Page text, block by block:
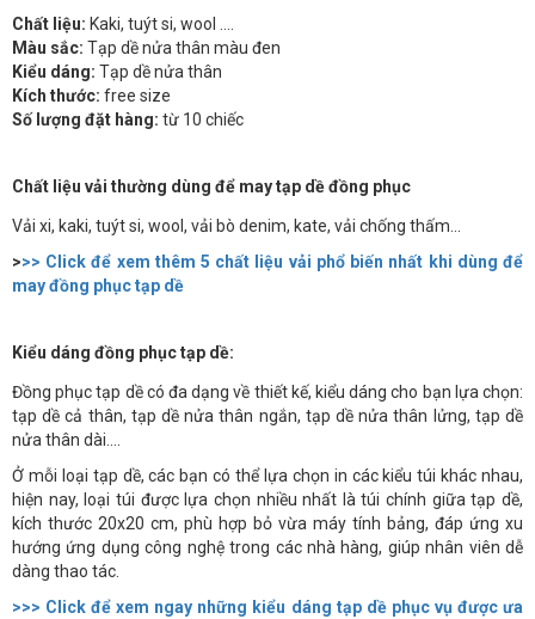
Chất liệu: Kaki, tuýt si, wool ….
Màu sắc: Tạp dề nửa thân màu đen
Kiểu dáng: Tạp dề nửa thân
Kích thước: free size
Số lượng đặt hàng: từ 10 chiếc
Chất liệu vải thường dùng để may tạp dề đồng phục
Vải xi, kaki, tuýt si, wool, vải bò denim, kate, vải chống thấm...
>>> Click để xem thêm 5 chất liệu vải phổ biến nhất khi dùng để
may đồng phục tạp dề
Kiểu dáng đồng phục tạp dề:
Đồng phục tạp dề có đa dạng về thiết kế, kiểu dáng cho bạn lựa chọn:
tạp dề cả thân, tạp dề nửa thân ngắn, tạp dề nửa thân lửng, tạp dề
nửa thân dài....
Ở mỗi loại tạp dề, các bạn có thể lựa chọn in các kiểu túi khác nhau,
hiện nay, loại túi được lựa chọn nhiều nhất là túi chính giữa tạp dề,
kích thước 20x20 cm, phù hợp bỏ vừa máy tính bảng, đáp ứng xu
hướng ứng dụng công nghệ trong các nhà hàng, giúp nhân viên dễ
dàng thao tác.
>>> Click để xem ngay những kiểu dáng tạp dề phục vụ được ưa